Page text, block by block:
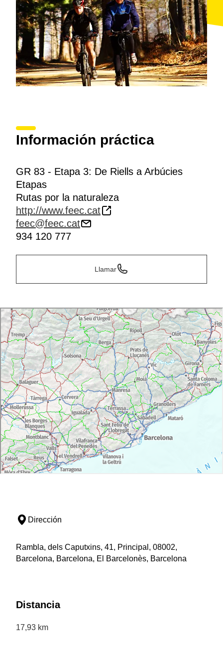
Información práctica
GR 83 - Etapa 3: De Riells a Arbúcies
Etapas
Rutas por la naturaleza
http://www.feec.cat
feec@feec.cat
934 120 777
Llamar
Dirección
Rambla, dels Caputxins, 41, Principal, 08002,
Barcelona, Barcelona, El Barcelonès, Barcelona
Distancia
17,93 km